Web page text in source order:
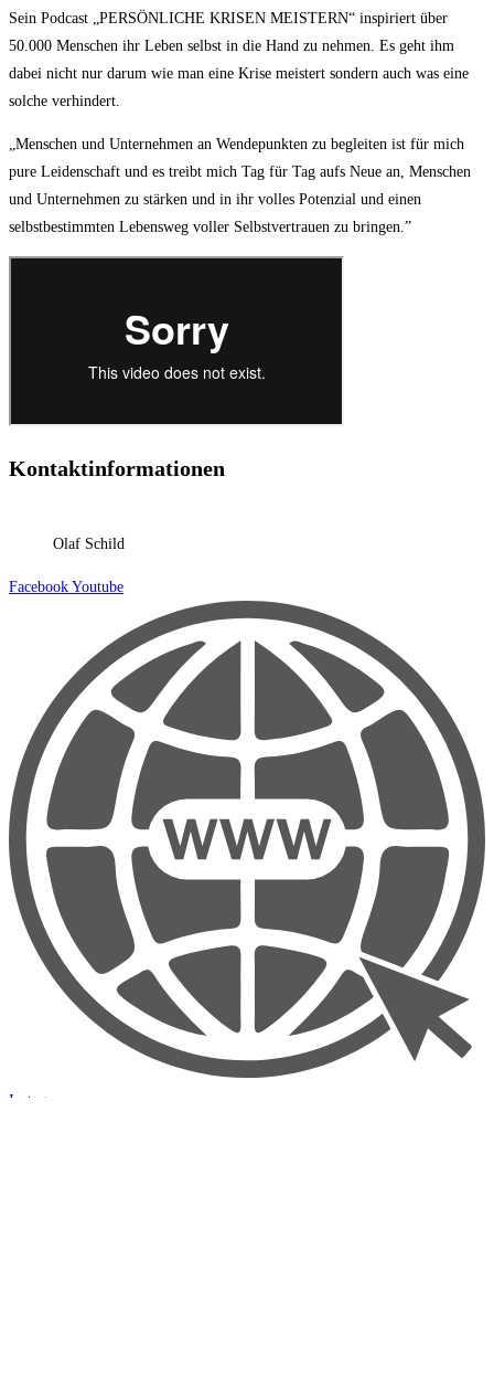
Sein Podcast „PERSÖNLICHE KRISEN MEISTERN“ inspiriert über
50.000 Menschen ihr Leben selbst in die Hand zu nehmen. Es geht ihm
dabei nicht nur darum wie man eine Krise meistert sondern auch was eine
solche verhindert.
„Menschen und Unternehmen an Wendepunkten zu begleiten ist für mich
pure Leidenschaft und es treibt mich Tag für Tag aufs Neue an, Menschen
und Unternehmen zu stärken und in ihr volles Potenzial und einen
selbstbestimmten Lebensweg voller Selbstvertrauen zu bringen.”
Kontaktinformationen
Olaf Schild
Facebook Youtube
Instagram